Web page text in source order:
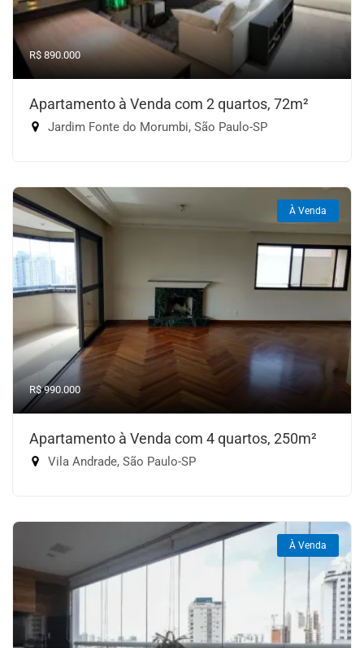
R$ 890.000
Apartamento à Venda com 2 quartos, 72m²
Jardim Fonte do Morumbi, São Paulo-SP
À Venda
R$ 990.000
Apartamento à Venda com 4 quartos, 250m²
Vila Andrade, São Paulo-SP
À Venda